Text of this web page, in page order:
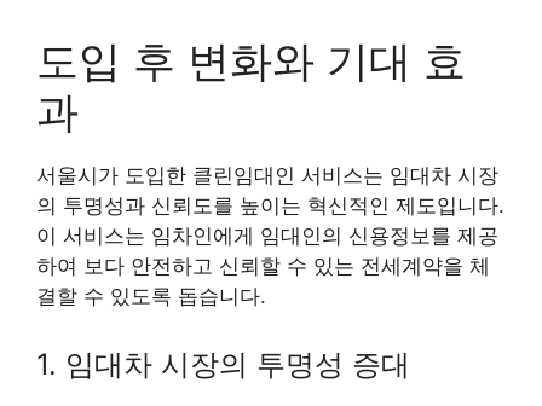
도입 후 변화와 기대 효
과
서울시가 도입한 클린임대인 서비스는 임대차 시장
의 투명성과 신뢰도를 높이는 혁신적인 제도입니다.
이 서비스는 임차인에게 임대인의 신용정보를 제공
하여 보다 안전하고 신뢰할 수 있는 전세계약을 체
결할 수 있도록 돕습니다.
1. 임대차 시장의 투명성 증대